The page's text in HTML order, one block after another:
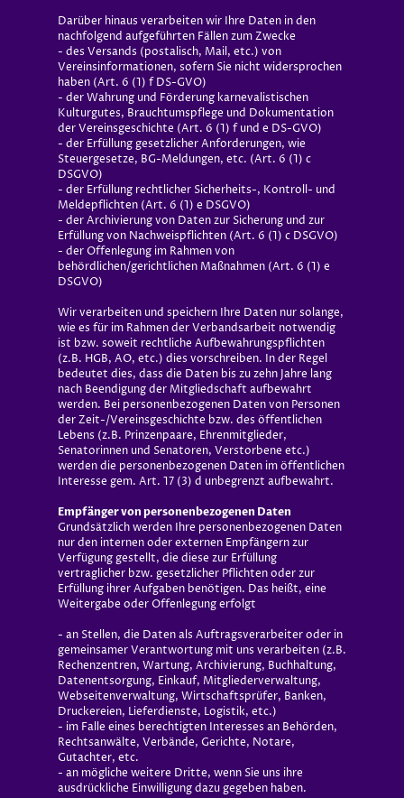
Darüber hinaus verarbeiten wir Ihre Daten in den
nachfolgend aufgeführten Fällen zum Zwecke
- des Versands (postalisch, Mail, etc.) von
Vereinsinformationen, sofern Sie nicht widersprochen
haben (Art. 6 (1) f DS-GVO)
- der Wahrung und Förderung karnevalistischen
Kulturgutes, Brauchtumspflege und Dokumentation
der Vereinsgeschichte (Art. 6 (1) f und e DS-GVO)
- der Erfüllung gesetzlicher Anforderungen, wie
Steuergesetze, BG-Meldungen, etc. (Art. 6 (1) c
DSGVO)
- der Erfüllung rechtlicher Sicherheits-, Kontroll- und
Meldepflichten (Art. 6 (1) e DSGVO)
- der Archivierung von Daten zur Sicherung und zur
Erfüllung von Nachweispflichten (Art. 6 (1) c DSGVO)
- der Offenlegung im Rahmen von
behördlichen/gerichtlichen Maßnahmen (Art. 6 (1) e
DSGVO)
Wir verarbeiten und speichern Ihre Daten nur solange,
wie es für im Rahmen der Verbandsarbeit notwendig
ist bzw. soweit rechtliche Aufbewahrungspflichten
(z.B. HGB, AO, etc.) dies vorschreiben. In der Regel
bedeutet dies, dass die Daten bis zu zehn Jahre lang
nach Beendigung der Mitgliedschaft aufbewahrt
werden. Bei personenbezogenen Daten von Personen
der Zeit-/Vereinsgeschichte bzw. des öffentlichen
Lebens (z.B. Prinzenpaare, Ehrenmitglieder,
Senatorinnen und Senatoren, Verstorbene etc.)
werden die personenbezogenen Daten im öffentlichen
Interesse gem. Art. 17 (3) d unbegrenzt aufbewahrt.
Empfänger von personenbezogenen Daten
Grundsätzlich werden Ihre personenbezogenen Daten
nur den internen oder externen Empfängern zur
Verfügung gestellt, die diese zur Erfüllung
vertraglicher bzw. gesetzlicher Pflichten oder zur
Erfüllung ihrer Aufgaben benötigen. Das heißt, eine
Weitergabe oder Offenlegung erfolgt
- an Stellen, die Daten als Auftragsverarbeiter oder in
gemeinsamer Verantwortung mit uns verarbeiten (z.B.
Rechenzentren, Wartung, Archivierung, Buchhaltung,
Datenentsorgung, Einkauf, Mitgliederverwaltung,
Webseitenverwaltung, Wirtschaftsprüfer, Banken,
Druckereien, Lieferdienste, Logistik, etc.)
- im Falle eines berechtigten Interesses an Behörden,
Rechtsanwälte, Verbände, Gerichte, Notare,
Gutachter, etc.
- an mögliche weitere Dritte, wenn Sie uns ihre
ausdrückliche Einwilligung dazu gegeben haben.